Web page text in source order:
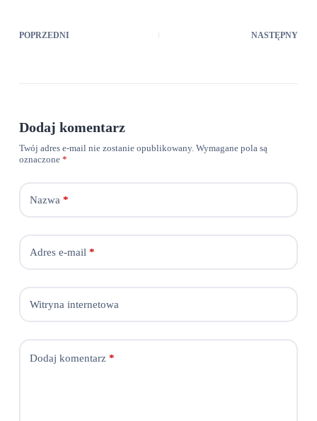
POPRZEDNI NASTĘPNY
Dodaj komentarz
Twój adres e-mail nie zostanie opublikowany. Wymagane pola są
oznaczone *
Nazwa *
Adres e-mail *
Witryna internetowa
Dodaj komentarz*